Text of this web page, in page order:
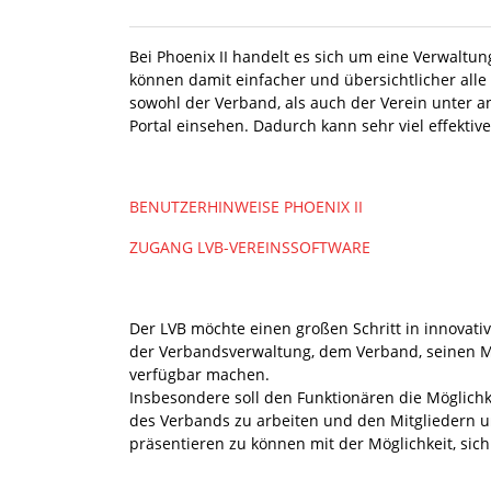
Bei Phoenix II handelt es sich um eine
können damit einfacher und übersichtlicher
sowohl der Verband, als auch der Verein unter
Portal einsehen. Dadurch kann sehr viel
BENUTZERHINWEISE PHOENIX II
ZUGANG LVB-VEREINSSOFTWARE
Der LVB möchte einen großen Schritt in
der Verbandsverwaltung, dem Verband, seinen
verfügbar machen.
Insbesondere soll den Funktionären die
des Verbands zu arbeiten und den Mitgliedern
präsentieren zu können mit der Möglichkeit,